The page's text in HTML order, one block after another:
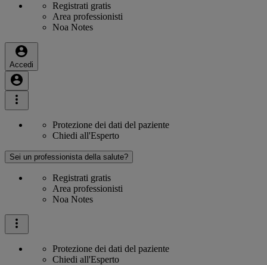
Registrati gratis
Area professionisti
Noa Notes
Accedi
Protezione dei dati del paziente
Chiedi all'Esperto
Sei un professionista della salute?
Registrati gratis
Area professionisti
Noa Notes
Protezione dei dati del paziente
Chiedi all'Esperto